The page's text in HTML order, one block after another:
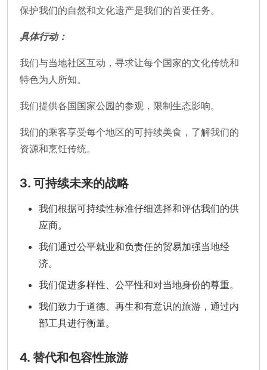
保护我们的自然和文化遗产是我们的首要任务。
具体行动：
我们与当地社区互动，寻求让每个国家的文化传统和
特色为人所知。
我们提供各国国家公园的参观，限制生态影响。
我们的乘客享受每个地区的可持续美食，了解我们的
资源和烹饪传统。
3. 可持续未来的战略
我们根据可持续性标准仔细选择和评估我们的供
应商。
我们通过公平就业和负责任的贸易加强当地经
济。
我们促进多样性、公平性和对当地身份的尊重。
我们致力于道德、再生和有意识的旅游，通过内
部工具进行衡量。
4. 替代和包容性旅游